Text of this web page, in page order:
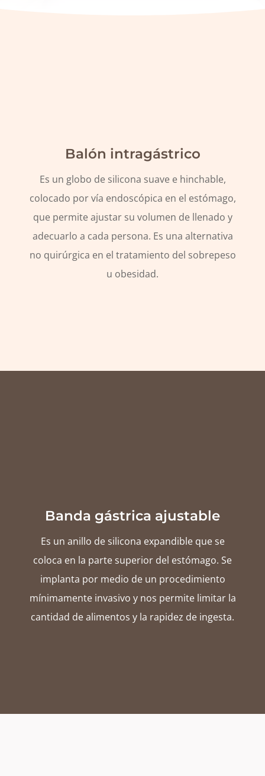
Balón intragástrico
Es un globo de silicona suave e hinchable,
colocado por vía endoscópica en el estómago,
que permite ajustar su volumen de llenado y
adecuarlo a cada persona. Es una alternativa
no quirúrgica en el tratamiento del sobrepeso
u obesidad.
Banda gástrica ajustable
Es un anillo de silicona expandible que se
coloca en la parte superior del estómago. Se
implanta por medio de un procedimiento
mínimamente invasivo y nos permite limitar la
cantidad de alimentos y la rapidez de ingesta.